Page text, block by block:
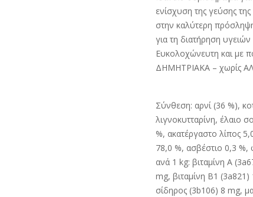
ενίσχυση της γεύσης
στην καλύτερη
για τη διατήρηση
Ευκολοχώνευτη και με
ΔΗΜΗΤΡΙΑΚΑ – χωρίς
Σύνθεση: αρνί (36 %),
λιγνοκυτταρίνη, έλαιο
%, ακατέργαστο λίπος
78,0 %, ασβέστιο 0,3
ανά 1 kg: βιταμίνη A
mg, βιταμίνη B1
σίδηρος (3b106) 8 mg,